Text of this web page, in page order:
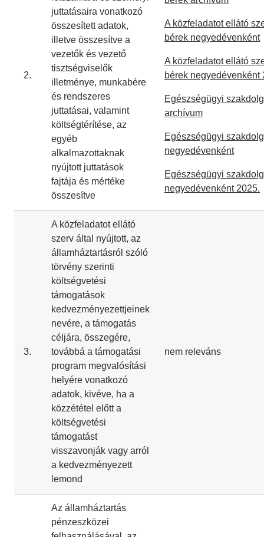
2.
juttatásaira vonatkozó
összesített adatok,
illetve összesítve a
vezetők és vezető
tisztségviselők
illetménye, munkabére
és rendszeres
juttatásai, valamint
költségtérítése, az
egyéb
alkalmazottaknak
nyújtott juttatások
fajtája és mértéke
összesítve
A közfeladatot ellátó
bérek negyedévenként
A közfeladatot ellátó
bérek negyedévenként
Egészségügyi
archívum
Egészségügyi
negyedévenként
Egészségügyi
negyedévenként 2025.
3.
A közfeladatot ellátó
szerv által nyújtott, az
államháztartásról szóló
törvény szerinti
költségvetési
támogatások
kedvezményezettjeinek
nevére, a támogatás
céljára, összegére,
továbbá a támogatási
program megvalósítási
helyére vonatkozó
adatok, kivéve, ha a
közzététel előtt a
költségvetési
támogatást
visszavonják vagy arról
a kedvezményezett
lemond
nem releváns
Az államháztartás
pénzeszközei